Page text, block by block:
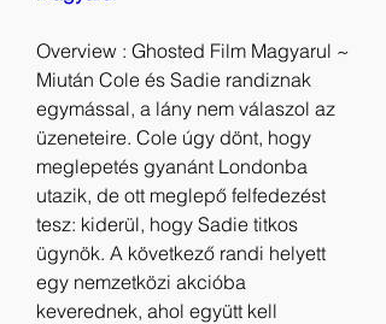
Overview : Ghosted Film Magyarul ~
Miután Cole és Sadie randiznak
egymással, a lány nem válaszol az
üzeneteire. Cole úgy dönt, hogy
meglepetés gyanánt Londonba
utazik, de ott meglepő felfedezést
tesz: kiderül, hogy Sadie titkos
ügynök. A következő randi helyett
egy nemzetközi akcióba
keverednek, ahol együtt kell